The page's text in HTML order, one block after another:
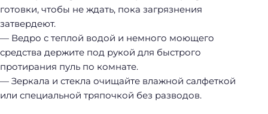
готовки, чтобы не ждать, пока загрязнения
затвердеют.
— Ведро с теплой водой и немного моющего
средства держите под рукой для быстрого
протирания пуль по комнате.
— Зеркала и стекла очищайте влажной салфеткой
или специальной тряпочкой без разводов.